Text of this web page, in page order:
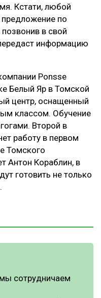
Кстати, любой
по
в свой
информацию
Ponsse
Белый Яр в Томской
центр, оснащенный
классом. Обучение
Второй в
работу в первом
Томского
Антон Кораблин, в
готовить не только
сотрудничаем